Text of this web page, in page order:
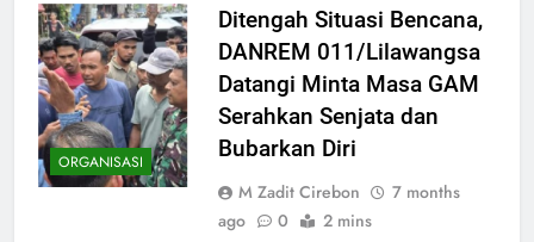
ORGANISASI
Ditengah Situasi Bencana,
DANREM 011/Lilawangsa
Datangi Minta Masa GAM
Serahkan Senjata dan
Bubarkan Diri
M Zadit Cirebon
7 months
ago
0 2 mins